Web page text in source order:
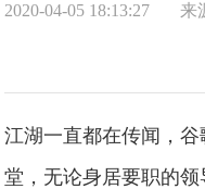
拼！你和他
2020-04-05 18:13:27 来
江湖一直都在传闻，
堂，无论身居要职的